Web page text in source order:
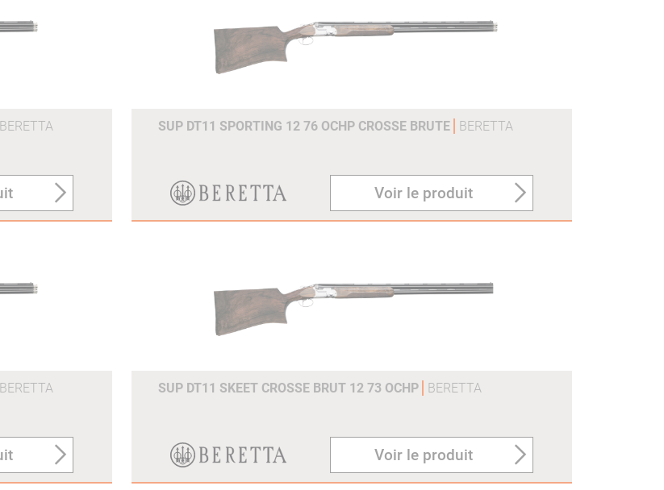
BERETTA SUP DT11 SPORTING 12 76 OCHP CROSSE BRUTE BERETTA
Voir le produit
BERETTA SUP DT11 SKEET CROSSE BRUT 12 73 OCHP BERETTA
Voir le produit